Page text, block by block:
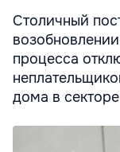
Столичный
процесса
дома в